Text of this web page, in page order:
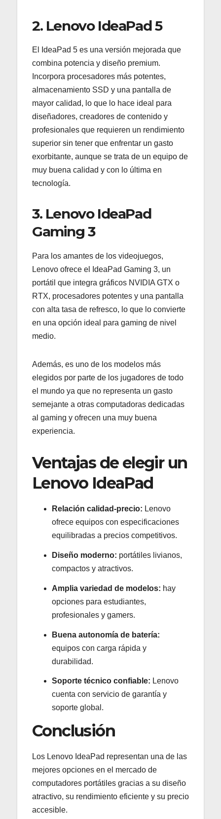
2. Lenovo IdeaPad 5
El IdeaPad 5 es una versión mejorada que
combina potencia y diseño premium.
Incorpora procesadores más potentes,
almacenamiento SSD y una pantalla de
mayor calidad, lo que lo hace ideal para
diseñadores, creadores de contenido y
profesionales que requieren un rendimiento
superior sin tener que enfrentar un gasto
exorbitante, aunque se trata de un equipo de
muy buena calidad y con lo última en
tecnología.
3. Lenovo IdeaPad
Gaming 3
Para los amantes de los videojuegos,
Lenovo ofrece el IdeaPad Gaming 3, un
portátil que integra gráficos NVIDIA GTX o
RTX, procesadores potentes y una pantalla
con alta tasa de refresco, lo que lo convierte
en una opción ideal para gaming de nivel
medio.
Además, es uno de los modelos más
elegidos por parte de los jugadores de todo
el mundo ya que no representa un gasto
semejante a otras computadoras dedicadas
al gaming y ofrecen una muy buena
experiencia.
Ventajas de elegir un
Lenovo IdeaPad
Relación calidad-precio: Lenovo
ofrece equipos con especificaciones
equilibradas a precios competitivos.
Diseño moderno: portátiles livianos,
compactos y atractivos.
Amplia variedad de modelos: hay
opciones para estudiantes,
profesionales y gamers.
Buena autonomía de batería:
equipos con carga rápida y
durabilidad.
Soporte técnico confiable: Lenovo
cuenta con servicio de garantía y
soporte global.
Conclusión
Los Lenovo IdeaPad representan una de las
mejores opciones en el mercado de
computadores portátiles gracias a su diseño
atractivo, su rendimiento eficiente y su precio
accesible.